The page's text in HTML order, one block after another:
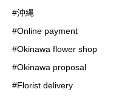
#沖縄
#Online payment
#Okinawa flower shop
#Okinawa proposal
#Florist delivery